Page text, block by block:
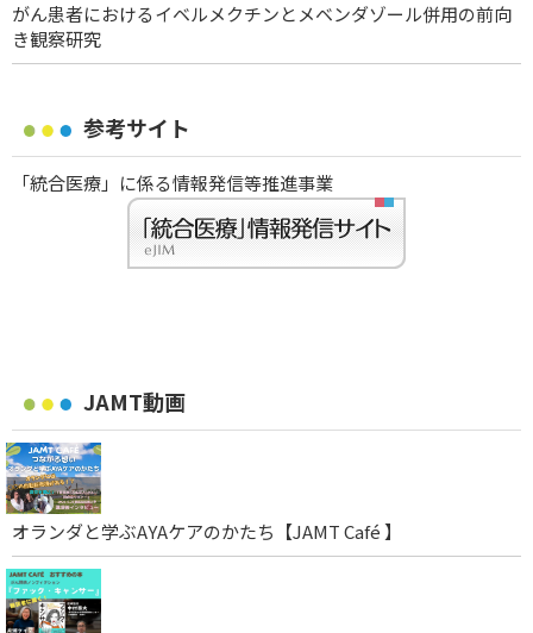
がん患者におけるイベルメクチンとメベンダゾール併用の前向
き観察研究
参考サイト
「統合医療」に係る情報発信等推進事業
JAMT動画
オランダと学ぶAYAケアのかたち【JAMT Café 】